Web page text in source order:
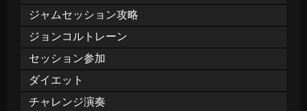
ジャムセッション攻略
ジョンコルトレーン
セッション参加
ダイエット
チャレンジ演奏